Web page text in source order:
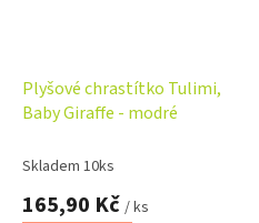
Plyšové chrastítko Tulimi,
Baby Giraffe - modré
Skladem 10ks
165,90 Kč / ks